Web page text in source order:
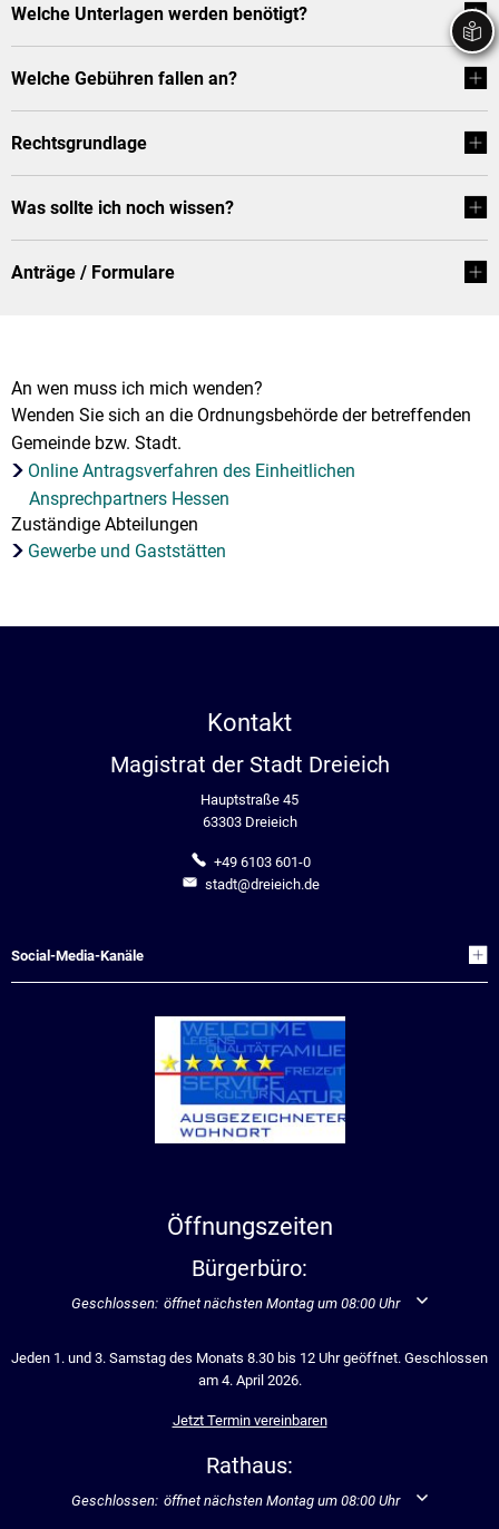
Stadtrecht
Ehrenamt
Öffentlicher
E-Mobilität
Fußverkehr
Radverkehr
Welche Unterlagen werden benötigt?
Welche Gebühren fallen an?
Rechtsgrundlage
Was sollte ich noch wissen?
Anträge / Formulare
An wen muss ich mich wenden?
Wenden Sie sich an die Ordnungsbehörde der betreffenden
Gemeinde bzw. Stadt.
Online Antragsverfahren des Einheitlichen
Ansprechpartners Hessen
Zuständige Abteilungen
Gewerbe und Gaststätten
Kontakt
Magistrat der Stadt Dreieich
Hauptstraße 45
63303 Dreieich
+49 6103 601-0
stadt@dreieich.de
Social-Media-Kanäle
Öffnungszeiten
Bürgerbüro:
Klicken, um weitere Öffnungs- oder Schließzeiten auszublenden
Geschlossen: öffnet nächsten Montag um 08:00 Uhr
Jeden 1. und 3. Samstag des Monats 8.30 bis 12 Uhr geöffnet. Geschlossen
am 4. April 2026.
Jetzt Termin vereinbaren
Rathaus:
Klicken, um weitere Öffnungs- oder Schließzeiten auszublenden
Geschlossen: öffnet nächsten Montag um 08:00 Uhr